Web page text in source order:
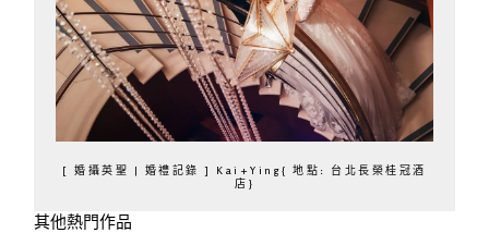
[ 婚攝英聖 | 婚禮記錄 ] Kai+Ying{ 地點: 台北長榮桂冠酒
店}
其他熱門作品